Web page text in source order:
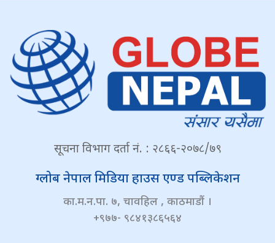
सूचना विभाग दर्ता नं. : २८६६-२०७८/७९
ग्लोब नेपाल मिडिया हाउस एण्ड पब्लिकेशन
का.म.न.पा. ७, चावहिल , काठमाडौं ।
+९७७- ९८४१३८६५६४